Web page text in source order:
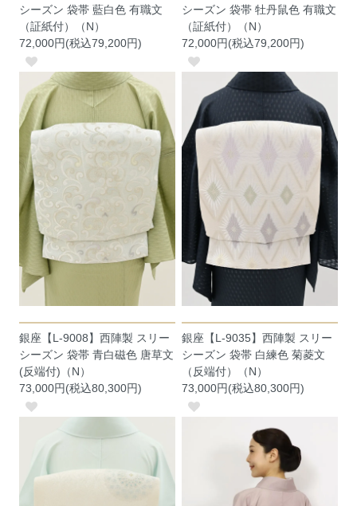
シーズン 袋帯 藍白色 有職文
（証紙付）（N）
72,000円(税込79,200円)
シーズン 袋帯 牡丹鼠色 有職文
（証紙付）（N）
72,000円(税込79,200円)
銀座【L-9008】西陣製 スリー
シーズン 袋帯 青白磁色 唐草文
(反端付)（N）
73,000円(税込80,300円)
銀座【L-9035】西陣製 スリー
シーズン 袋帯 白練色 菊菱文
（反端付）（N）
73,000円(税込80,300円)